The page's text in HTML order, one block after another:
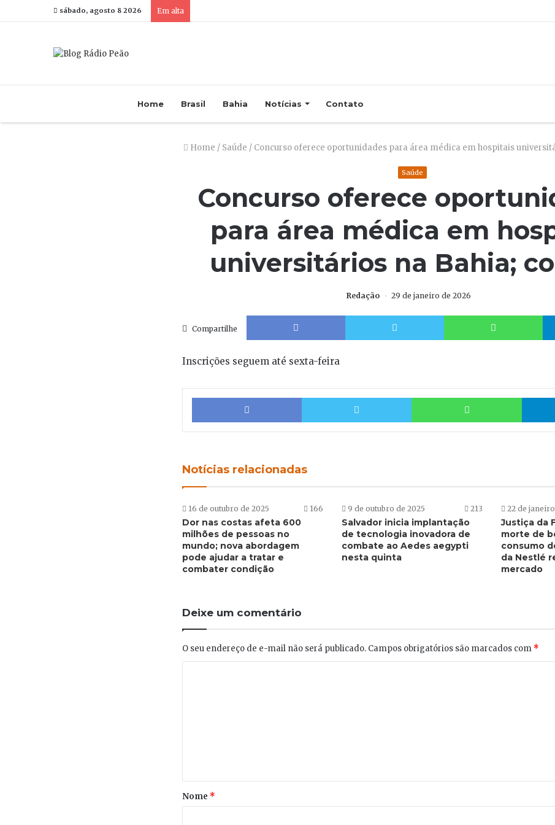
sábado, agosto 8 2026 Em alta
Home Brasil Bahia Notícias Contato
Home / Saúde / Concurso oferece oportunidades para área médica em hospitais
Saúde
Concurso oferece
para área médica em
universitários na Bahia;
Redação 29 de janeiro de 2026
Compartilhe
Facebook Twitter
Inscrições seguem até sexta-feira
Facebook Twitter
Notícias relacionadas
16 de outubro de 2025 166
Dor nas costas afeta 600
milhões de pessoas no
mundo; nova abordagem
pode ajudar a tratar e
combater condição
9 de outubro de 2025 213
Salvador inicia implantação
de tecnologia inovadora de
combate ao Aedes aegypti
nesta quinta
22 de
Justiça da
morte de
consumo
da Nestlé
mercado
Deixe um comentário
O seu endereço de e-mail não será publicado. Campos obrigatórios são marcados com *
Nome *